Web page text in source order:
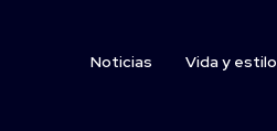
Noticias Vida y estilo